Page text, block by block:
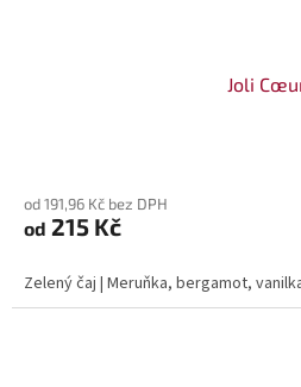
Joli
od 191,96 Kč bez DPH
od 215 Kč
Zelený čaj | Meruňka, bergamot,